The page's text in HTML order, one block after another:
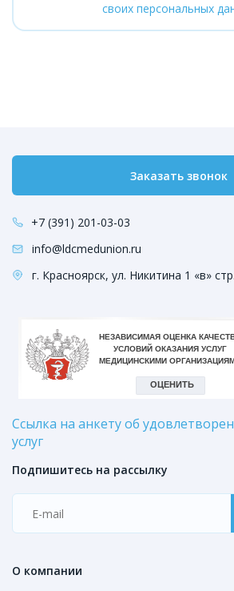
своих персональных
Заказать звонок
+7 (391) 201-03-03
info@ldcmedunion.ru
г. Красноярск, ул. Никитина 1 «в»
Ссылка на анкету об
услуг
О компании
Подпишитесь на рассылку